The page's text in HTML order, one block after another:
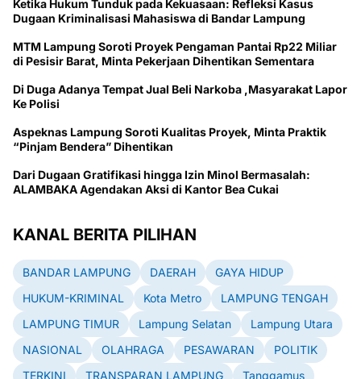
Ketika Hukum Tunduk pada Kekuasaan: Refleksi Kasus
Dugaan Kriminalisasi Mahasiswa di Bandar Lampung
MTM Lampung Soroti Proyek Pengaman Pantai Rp22 Miliar
di Pesisir Barat, Minta Pekerjaan Dihentikan Sementara
Di Duga Adanya Tempat Jual Beli Narkoba ,Masyarakat Lapor
Ke Polisi
Aspeknas Lampung Soroti Kualitas Proyek, Minta Praktik
“Pinjam Bendera” Dihentikan
Dari Dugaan Gratifikasi hingga Izin Minol Bermasalah:
ALAMBAKA Agendakan Aksi di Kantor Bea Cukai
KANAL BERITA PILIHAN
BANDAR LAMPUNG DAERAH
GAYA HIDUP
HUKUM-KRIMINAL
Kota Metro
LAMPUNG TENGAH
LAMPUNG TIMUR
Lampung Selatan
Lampung Utara
NASIONAL
OLAHRAGA PESAWARAN
POLITIK
TERKINI
TRANSPARAN LAMPUNG
Tanggamus